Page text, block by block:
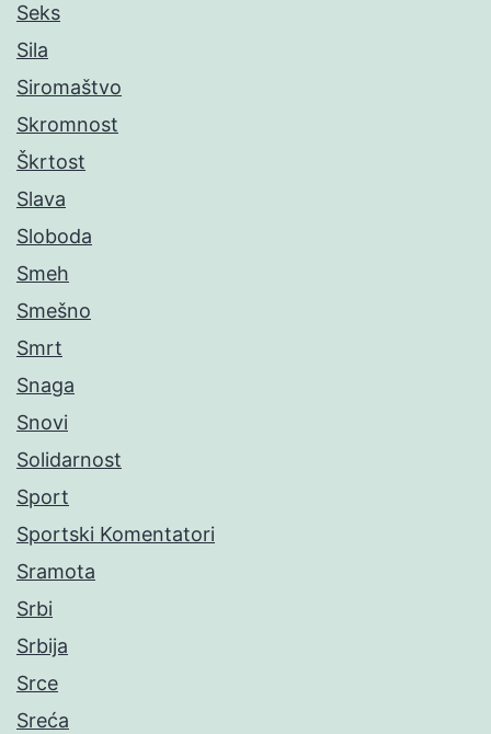
Seks
Sila
Siromaštvo
Skromnost
Škrtost
Slava
Sloboda
Smeh
Smešno
Smrt
Snaga
Snovi
Solidarnost
Sport
Sportski Komentatori
Sramota
Srbi
Srbija
Srce
Sreća